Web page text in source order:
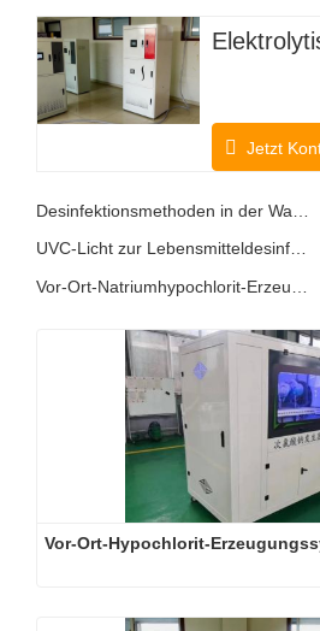
Jetzt
UVC-Licht zur Lebensmitteldesinfektion
Vor-Ort-Hypochlorit-